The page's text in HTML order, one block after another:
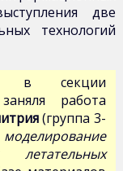
две
технологий
в секции
работа
(группа 3-
летательных